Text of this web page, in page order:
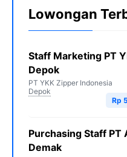
Lowongan
Staff Marketing PT
Depok
PT YKK Zipper Indonesia
Depok
Rp
Purchasing Staff PT
Demak